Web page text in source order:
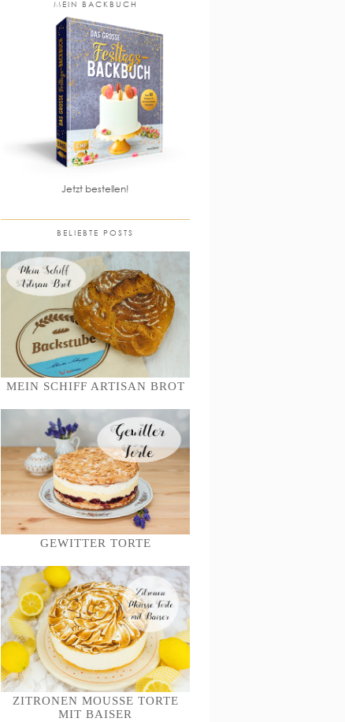
MEIN BACKBUCH
Jetzt bestellen!
BELIEBTE POSTS
MEIN SCHIFF ARTISAN BROT
GEWITTER TORTE
ZITRONEN MOUSSE TORTE
MIT BAISER